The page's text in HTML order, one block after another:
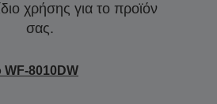
χρήσης για το προϊόν
σας.
8010DW